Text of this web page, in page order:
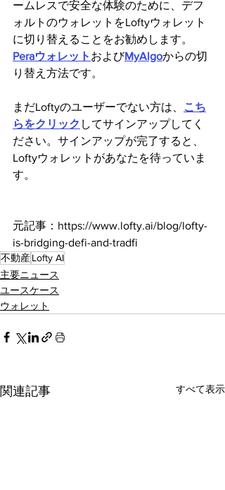
ームレスで安全な体験のために、デフ
ォルトのウォレットをLoftyウォレット
に切り替えることをお勧めします。
Peraウォレット およびMyAlgoからの切
り替え方法です。
まだLoftyのユーザーでない方は、
こち
らをクリック してサインアップしてく
ださい。サインアップが完了すると、
Loftyウォレットがあなたを待っていま
す。
元記事：https://www.lofty.ai/blog/lofty-
is-bridging-defi-and-tradfi
不動産Lofty AI
主要ニュース
ユースケース
ウォレット
関連記事 すべて表示